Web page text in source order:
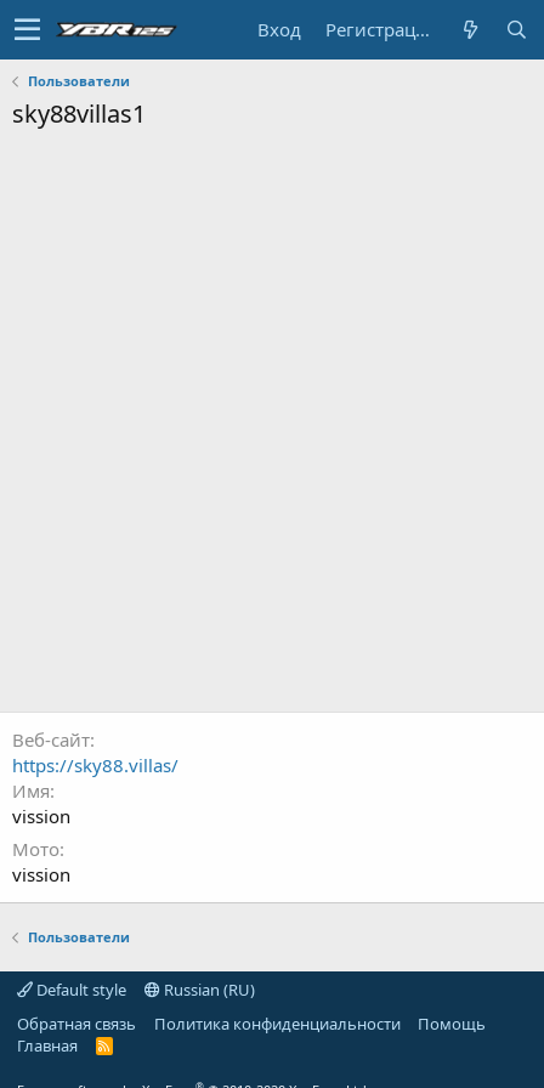
Вход Регистрация
Пользователи
sky88villas1
Веб-сайт
https://sky88.villas/
Имя
vission
Мото
vission
Пользователи
Default style
Russian (RU)
Обратная связь
Политика конфиденциальности
Помощь
Главная
R